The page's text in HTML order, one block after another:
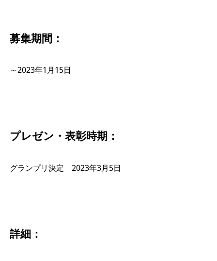
募集期間：
～2023年1月15日
プレゼン・表彰時期：
グランプリ決定 2023年3月5日
詳細：